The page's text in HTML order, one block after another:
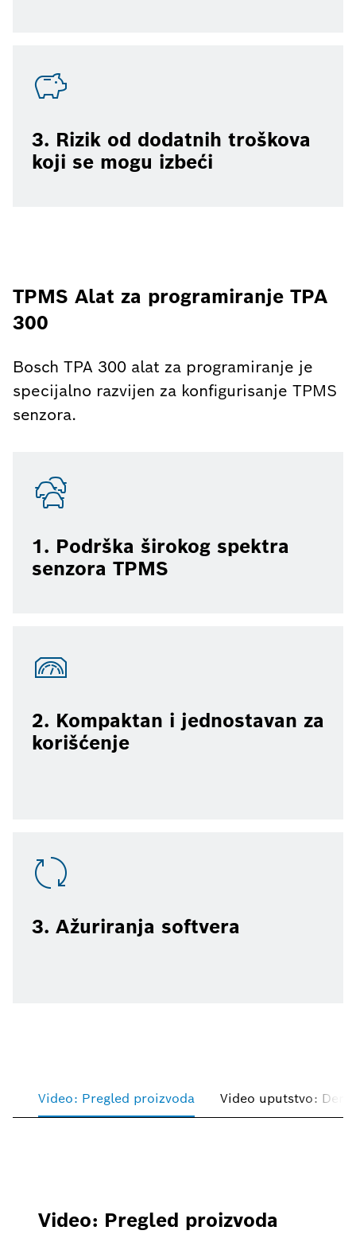
3. Rizik od dodatnih troškova
koji se mogu izbeći
TPMS Alat za programiranje TPA
300
Bosch TPA 300 alat za programiranje je
specijalno razvijen za konfigurisanje TPMS
senzora.
1. Podrška širokog spektra
senzora TPMS
2. Kompaktan i jednostavan za
korišćenje
3. Ažuriranja softvera
Video: Pregled proizvoda Video uputstvo:
Video: Pregled proizvoda